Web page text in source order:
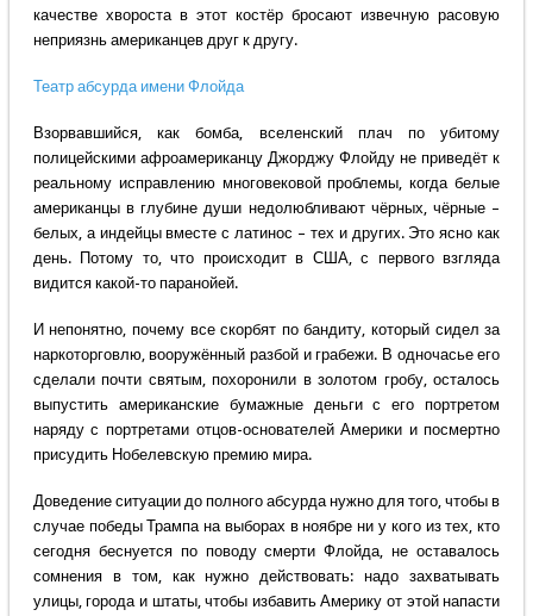
качестве хвороста в этот костёр бросают извечную расовую
неприязнь американцев друг к другу.
Театр абсурда имени Флойда
Взорвавшийся, как бомба, вселенский плач по убитому
полицейскими афроамериканцу Джорджу Флойду не приведёт к
реальному исправлению многовековой проблемы, когда белые
американцы в глубине души недолюбливают чёрных, чёрные –
белых, а индейцы вместе с латинос – тех и других. Это ясно как
день. Потому то, что происходит в США, с первого взгляда
видится какой-то паранойей.
И непонятно, почему все скорбят по бандиту, который сидел за
наркоторговлю, вооружённый разбой и грабежи. В одночасье его
сделали почти святым, похоронили в золотом гробу, осталось
выпустить американские бумажные деньги с его портретом
наряду с портретами отцов-основателей Америки и посмертно
присудить Нобелевскую премию мира.
Доведение ситуации до полного абсурда нужно для того, чтобы в
случае победы Трампа на выборах в ноябре ни у кого из тех, кто
сегодня беснуется по поводу смерти Флойда, не оставалось
сомнения в том, как нужно действовать: надо захватывать
улицы, города и штаты, чтобы избавить Америку от этой напасти